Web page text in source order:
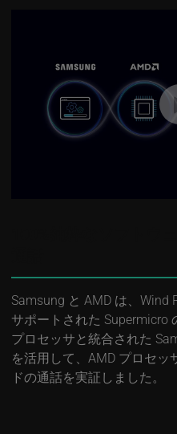
Samsung と AMD は、Wind
サポートされた Supermicro
プロセッサと統合された
を活用して、AMD プロセ
ドの通話を実証しました。